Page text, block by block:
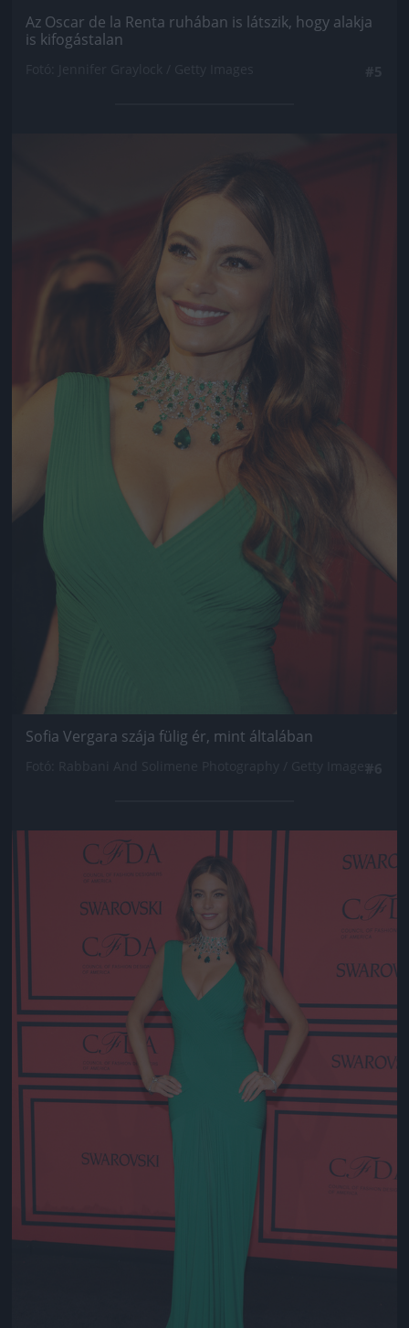
Az Oscar de la Renta ruhában is látszik, hogy alakja
is kifogástalan
Sofia Vergara szája fülig ér, mint általában
Jön még kép!